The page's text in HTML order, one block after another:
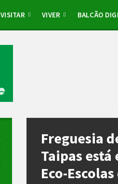
VISITAR VIVER BALCÃO
Freguesia
Taipas
Eco-